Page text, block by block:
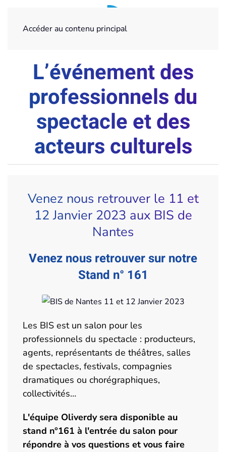
Accéder au contenu principal
L’événement des
professionnels du
spectacle et des
acteurs culturels
Venez nous retrouver le 11 et
12 Janvier 2023 aux BIS de
Nantes
Venez nous retrouver sur notre
Stand n° 161
Les BIS est un salon pour les
professionnels du spectacle : producteurs,
agents, représentants de théâtres, salles
de spectacles, festivals, compagnies
dramatiques ou chorégraphiques,
collectivités…
L'équipe Oliverdy sera disponible au
stand n°161 à l'entrée du salon pour
répondre à vos questions et vous faire